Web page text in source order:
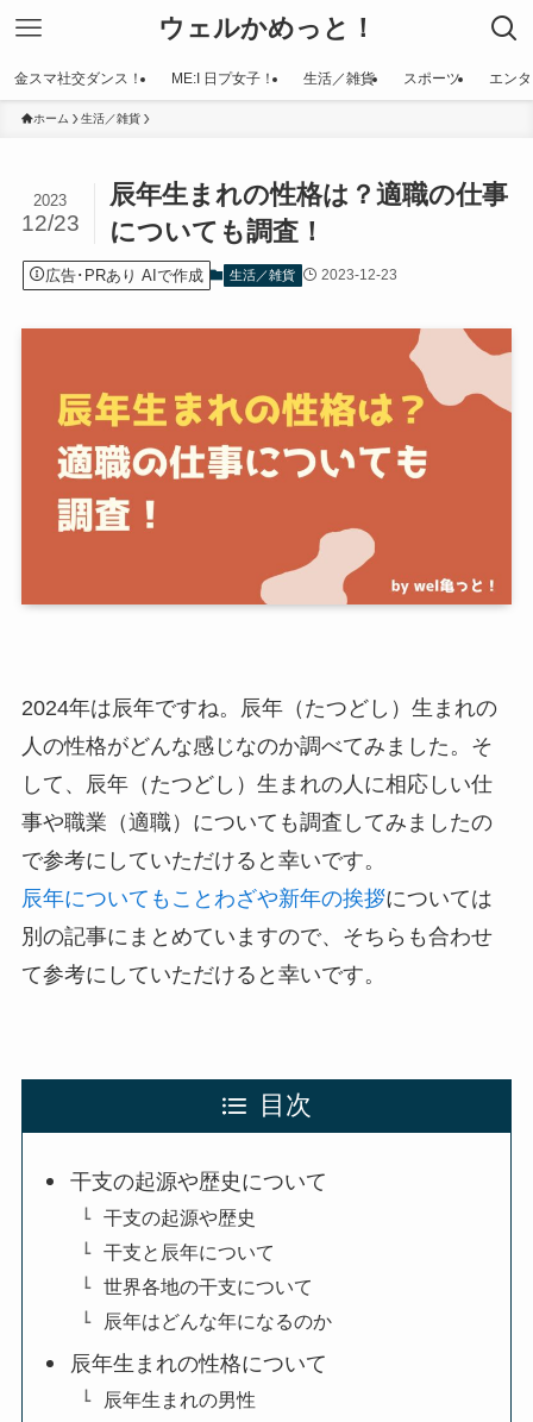
ウェルかめっと！
金スマ社交ダンス！ ME:I 日プ女子！ 生活／雑貨 スポーツ エン
ホーム 生活／雑貨
辰年生まれの性格は？適職の仕事
についても調査！
2023
12/23
広告･PRあり AIで作成 生活／雑貨 2023-12-23
2024年は辰年ですね。辰年（たつどし）生まれの
人の性格がどんな感じなのか調べてみました。そ
して、辰年（たつどし）生まれの人に相応しい仕
事や職業（適職）についても調査してみましたの
で参考にしていただけると幸いです。
辰年についてもことわざや新年の挨拶については
別の記事にまとめていますので、そちらも合わせ
て参考にしていただけると幸いです。
目次
干支の起源や歴史について
干支の起源や歴史
干支と辰年について
世界各地の干支について
辰年はどんな年になるのか
辰年生まれの性格について
辰年生まれの男性